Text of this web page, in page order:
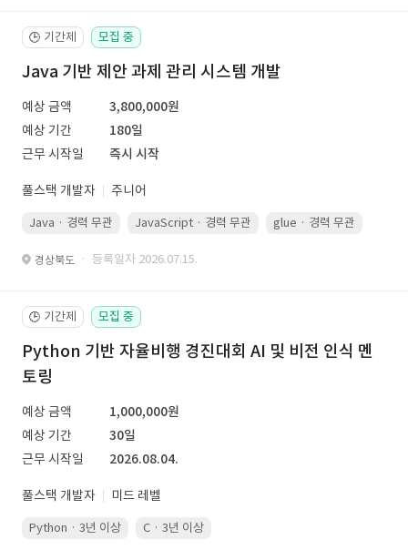
🕒 기간제 모집 중
Java 기반 제안 과제 관리 시스템 개발
예상 금액
3,800,000원
예상 기간
180일
근무 시작일
즉시 시작
풀스택 개발자 주니어
Java · 경력 무관 JavaScript · 경력 무관 glue · 경력 무관
경상북도 · 등록일자 2026.07.15.
🕒 기간제 모집 중
Python 기반 자율비행 경진대회 AI 및 비전 인식 멘
토링
예상 금액
1,000,000원
예상 기간
30일
근무 시작일
2026.08.04.
풀스택 개발자 미드 레벨
Python · 3년 이상 C · 3년 이상